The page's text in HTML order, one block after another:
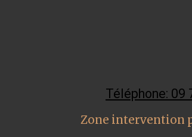
Téléphone: 09
Zone intervention